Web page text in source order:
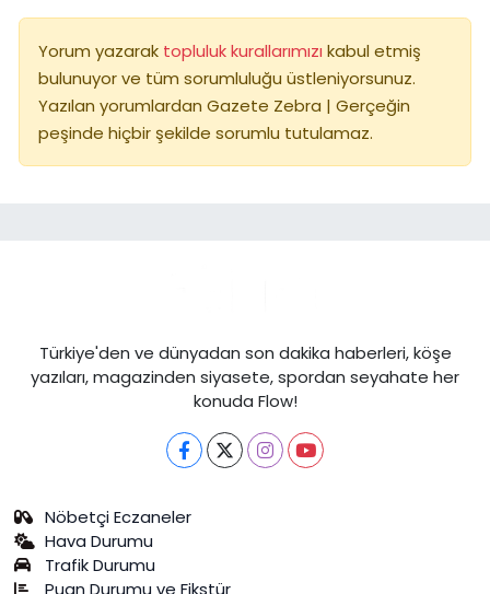
Yorum yazarak topluluk kurallarımızı kabul etmiş
bulunuyor ve tüm sorumluluğu üstleniyorsunuz.
Yazılan yorumlardan Gazete Zebra | Gerçeğin
peşinde hiçbir şekilde sorumlu tutulamaz.
Türkiye'den ve dünyadan son dakika haberleri, köşe
yazıları, magazinden siyasete, spordan seyahate her
konuda Flow!
Nöbetçi Eczaneler
Hava Durumu
Trafik Durumu
Puan Durumu ve Fikstür